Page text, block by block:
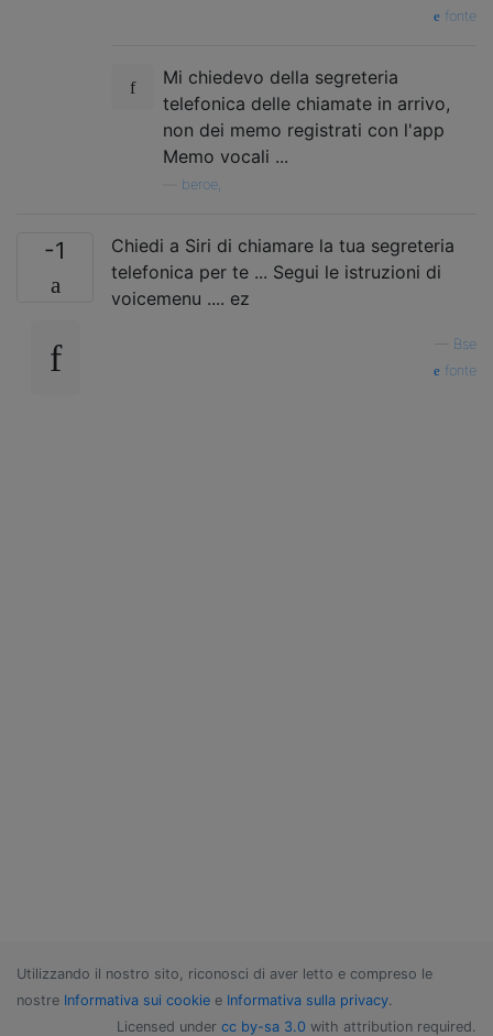
fonte
Mi chiedevo della segreteria
telefonica delle chiamate in arrivo,
non dei memo registrati con l'app
Memo vocali ...
beroe,
-1
Chiedi a Siri di chiamare la tua segreteria
telefonica per te ... Segui le istruzioni di
voicemenu .... ez
Bse
fonte
Utilizzando il nostro sito, riconosci di aver letto e compreso le
nostre Informativa sui cookie e Informativa sulla privacy.
Licensed under cc by-sa 3.0 with attribution required.